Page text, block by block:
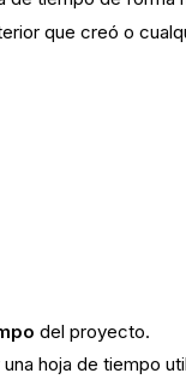
que creó o
del proyecto.
hoja de tiempo